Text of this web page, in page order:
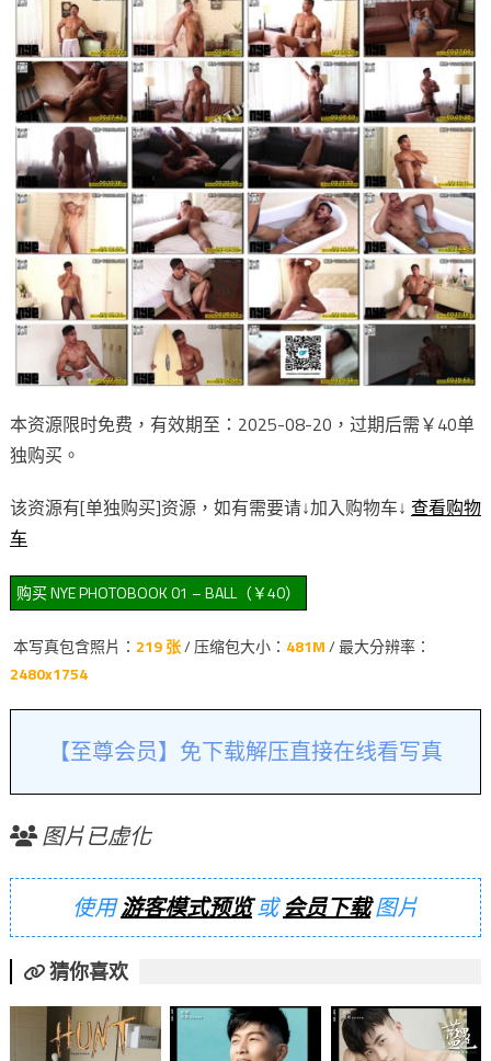
本资源限时免费，有效期至：2025-08-20，过期后需￥40单
独购买。
该资源有[单独购买]资源，如有需要请↓加入购物车↓ 查看购物
车
本写真包含照片： 219 张/ 压缩包大小： 481M/ 最大分辨率：
2480x1754
【至尊会员】免下载解压直接在线看写真
图片已虚化
使用游客模式预览或会员下载图片
猜你喜欢